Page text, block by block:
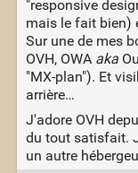
"responsive
mais le fait bien)
Sur une de mes
OVH, OWA aka
"MX-plan"). Et
arrière…
J'adore OVH
du tout satisfait.
un autre